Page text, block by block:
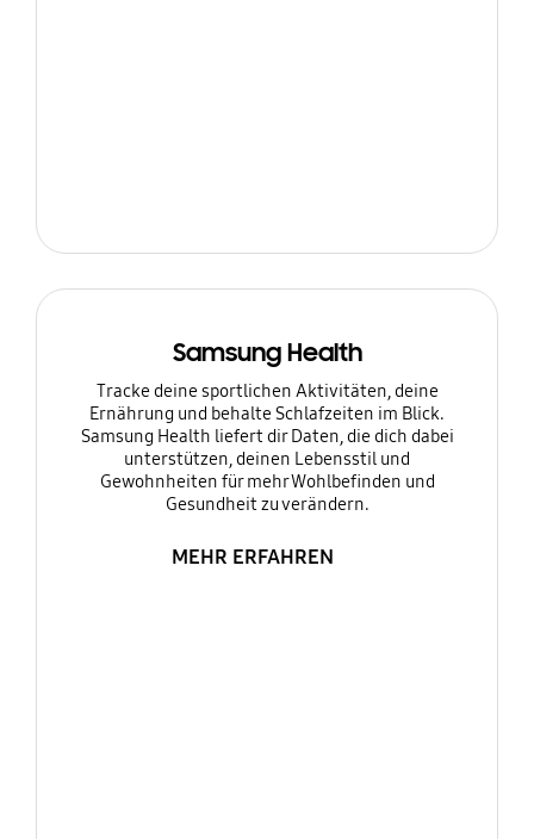
Samsung Health
Tracke deine sportlichen Aktivitäten, deine
Ernährung und behalte Schlafzeiten im Blick.
Samsung Health liefert dir Daten, die dich dabei
unterstützen, deinen Lebensstil und
Gewohnheiten für mehr Wohlbefinden und
Gesundheit zu verändern.
MEHR ERFAHREN